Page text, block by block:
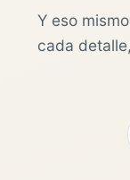
Y eso
cada